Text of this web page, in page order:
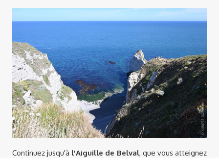
Continuez jusqu'à l'Aiguille de Belval, que vous atteignez